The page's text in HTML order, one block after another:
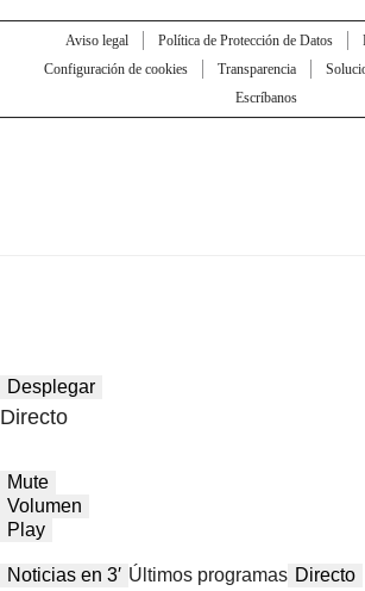
Aviso legal Política de Protección de Datos
Configuración de cookies
Transparencia
Escríbanos
Desplegar
Directo
Mute
Volumen
Play
Noticias en 3′ Últimos programas Directo